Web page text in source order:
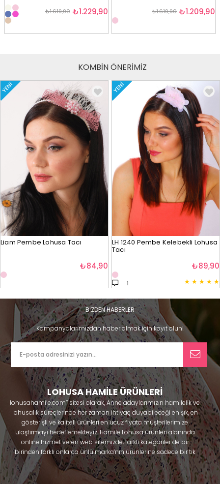
₺1.229,90
₺1.619,90 ₺1.209,90
₺1.619,90
KOMBİN ÖNERİMİZ
YENI
Liam Pembe Lohusa Tacı
₺84,90
YENI
LH 1240 Pembe Kelebekli Lohusa
Tacı
★ ★ ★ ★ ★
1
₺89,90
BİZDEN HABERLER
Kampanyalarımızdan haber almak için kayıt olun!
LOHUSA HAMİLE ÜRÜNLERİ
lohusahamile.com’’ sitesi olarak, Anne adaylarımızın hamilelik ve
lohusalık süreçlerinde her zaman ihtiyaç duyabileceği en şık, en
gösterişli ve kaliteli ürünleri en ucuz fiyata müşterilerimize
ulaştırmayı hedeflemekteyiz. Hamile Lohusa ürünleri alanında
online hizmet veren web sitemizde, farklı kategoriler de bir
birinden farklı onlarca ünlü marka’nın ürünlerine sadece bir tık
uzaklıkta olacaksınız. Hem hamilelik öncesi hem doğum sonrası
kullanabileceğiniz ürünler ile gebelik döneminizi huzur içinde
geçirmenize yardımcı olmaya çalışmaktayız. Annelerimizin